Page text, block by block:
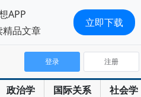
政治学 国际关系 社会学
登录 注册
APP
精品文章
立即下载